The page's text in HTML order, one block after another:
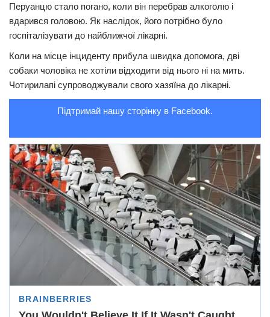
Трагедії
Курйози
Суспільство
Культура
Перуанцю стало погано, коли він перебрав алкоголю і
вдарився головою. Як наслідок, його потрібно було
госпіталізувати до найближчої лікарні.
Коли на місце інциденту прибула швидка допомога, дві
собаки чоловіка не хотіли відходити від нього ні на мить.
Чотирилапі супроводжували свого хазяїна до лікарні.
Підтримай нашу сторінку в Facebook.